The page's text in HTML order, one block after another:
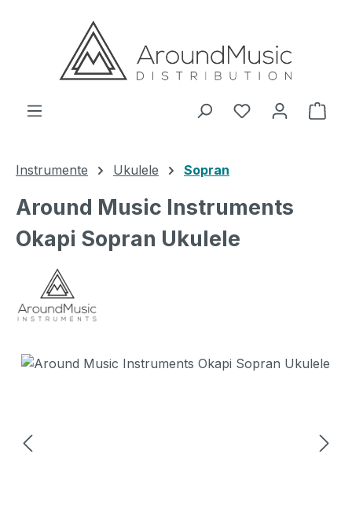
Zum Hauptinhalt springen
Instrumente Ukulele Sopran
Around Music Instruments
Okapi Sopran Ukulele
Bildergalerie überspringen